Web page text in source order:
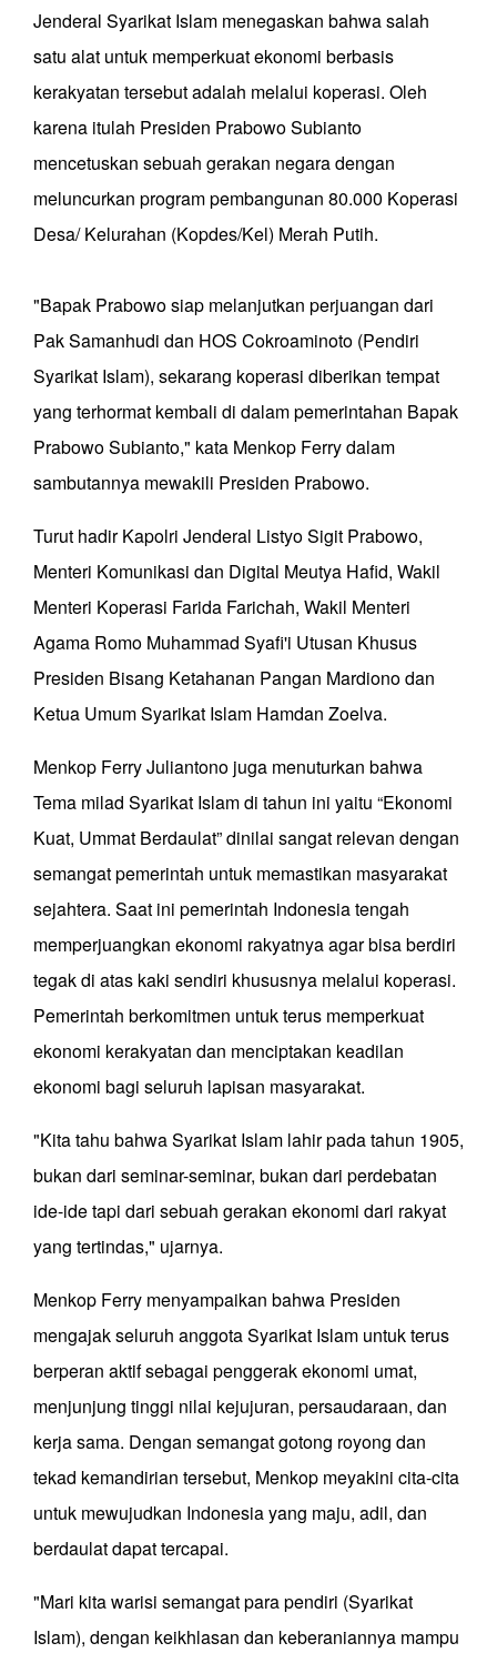
Jenderal Syarikat Islam menegaskan bahwa salah
satu alat untuk memperkuat ekonomi berbasis
kerakyatan tersebut adalah melalui koperasi. Oleh
karena itulah Presiden Prabowo Subianto
mencetuskan sebuah gerakan negara dengan
meluncurkan program pembangunan 80.000 Koperasi
Desa/ Kelurahan (Kopdes/Kel) Merah Putih.
"Bapak Prabowo siap melanjutkan perjuangan dari
Pak Samanhudi dan HOS Cokroaminoto (Pendiri
Syarikat Islam), sekarang koperasi diberikan tempat
yang terhormat kembali di dalam pemerintahan Bapak
Prabowo Subianto," kata Menkop Ferry dalam
sambutannya mewakili Presiden Prabowo.
Turut hadir Kapolri Jenderal Listyo Sigit Prabowo,
Menteri Komunikasi dan Digital Meutya Hafid, Wakil
Menteri Koperasi Farida Farichah, Wakil Menteri
Agama Romo Muhammad Syafi'i Utusan Khusus
Presiden Bisang Ketahanan Pangan Mardiono dan
Ketua Umum Syarikat Islam Hamdan Zoelva.
Menkop Ferry Juliantono juga menuturkan bahwa
Tema milad Syarikat Islam di tahun ini yaitu “Ekonomi
Kuat, Ummat Berdaulat” dinilai sangat relevan dengan
semangat pemerintah untuk memastikan masyarakat
sejahtera. Saat ini pemerintah Indonesia tengah
memperjuangkan ekonomi rakyatnya agar bisa berdiri
tegak di atas kaki sendiri khususnya melalui koperasi.
Pemerintah berkomitmen untuk terus memperkuat
ekonomi kerakyatan dan menciptakan keadilan
ekonomi bagi seluruh lapisan masyarakat.
"Kita tahu bahwa Syarikat Islam lahir pada tahun 1905,
bukan dari seminar-seminar, bukan dari perdebatan
ide-ide tapi dari sebuah gerakan ekonomi dari rakyat
yang tertindas," ujarnya.
Menkop Ferry menyampaikan bahwa Presiden
mengajak seluruh anggota Syarikat Islam untuk terus
berperan aktif sebagai penggerak ekonomi umat,
menjunjung tinggi nilai kejujuran, persaudaraan, dan
kerja sama. Dengan semangat gotong royong dan
tekad kemandirian tersebut, Menkop meyakini cita-cita
untuk mewujudkan Indonesia yang maju, adil, dan
berdaulat dapat tercapai.
"Mari kita warisi semangat para pendiri (Syarikat
Islam), dengan keikhlasan dan keberaniannya mampu